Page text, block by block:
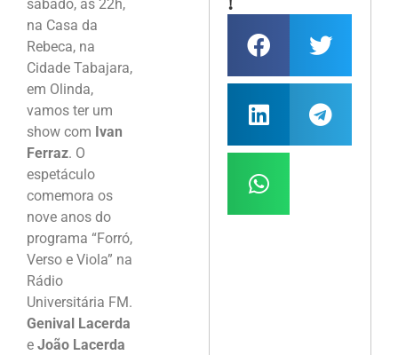
sábado, às 22h,
na Casa da
Rebeca, na
Cidade Tabajara,
em Olinda,
vamos ter um
show com Ivan
Ferraz. O
espetáculo
comemora os
nove anos do
programa “Forró,
Verso e Viola” na
Rádio
Universitária FM.
Genival Lacerda
e João Lacerda